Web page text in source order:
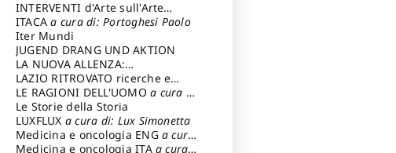
INTERVENTI d'Arte sull'Arte
dedicata alla cultura della
conservazione d’arte
Fondazione Paola Droghetti onlus
ITACAa cura di: Portoghesi Paolo
Iter Mundi
JUGEND DRANG UND AKTION
LA NUOVA ALLENZA:
ARCHITETTURA & AMBIENTE
LAZIO RITROVATO ricerche e
restauri
LE RAGIONI DELL'UOMOa cura di:
Lombardi Satriani Luigi
Le Storie della Storia
LUXFLUX a cura di: Lux Simonetta
Medicina e oncologia ENG a cura
di: Lopez Massimo
Medicina e oncologia ITA a cura